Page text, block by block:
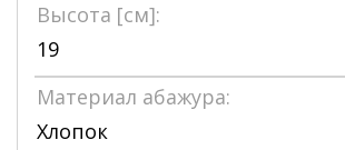
Высота [см]:
19
Материал абажура:
Хлопок